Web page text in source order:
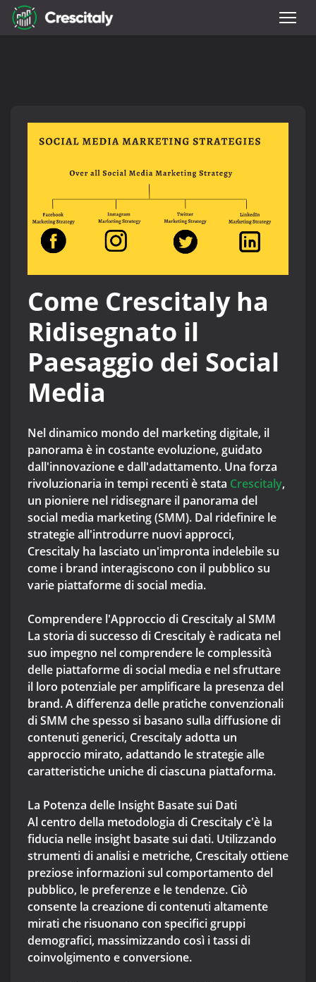
Come Crescitaly ha
Ridisegnato il
Paesaggio dei Social
Media
Nel dinamico mondo del marketing digitale, il
panorama è in costante evoluzione, guidato
dall'innovazione e dall'adattamento. Una forza
rivoluzionaria in tempi recenti è stata Crescitaly,
un pioniere nel ridisegnare il panorama del
social media marketing (SMM). Dal ridefinire le
strategie all'introdurre nuovi approcci,
Crescitaly ha lasciato un'impronta indelebile su
come i brand interagiscono con il pubblico su
varie piattaforme di social media.
Comprendere l'Approccio di Crescitaly al SMM
La storia di successo di Crescitaly è radicata nel
suo impegno nel comprendere le complessità
delle piattaforme di social media e nel sfruttare
il loro potenziale per amplificare la presenza del
brand. A differenza delle pratiche convenzionali
di SMM che spesso si basano sulla diffusione di
contenuti generici, Crescitaly adotta un
approccio mirato, adattando le strategie alle
caratteristiche uniche di ciascuna piattaforma.
La Potenza delle Insight Basate sui Dati
Al centro della metodologia di Crescitaly c'è la
fiducia nelle insight basate sui dati. Utilizzando
strumenti di analisi e metriche, Crescitaly ottiene
preziose informazioni sul comportamento del
pubblico, le preferenze e le tendenze. Ciò
consente la creazione di contenuti altamente
mirati che risuonano con specifici gruppi
demografici, massimizzando così i tassi di
coinvolgimento e conversione.